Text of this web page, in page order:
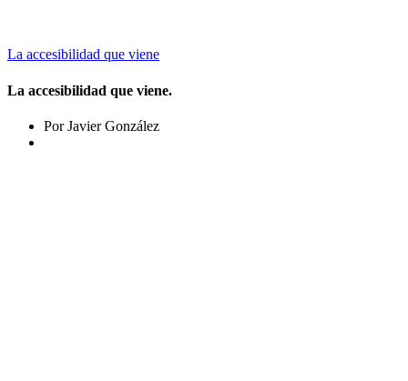
La accesibilidad que viene
La accesibilidad que viene.
Por Javier González